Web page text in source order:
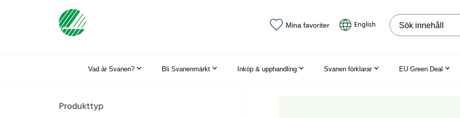
Mina favoriter English Sök på webbplatsen
Vad är Svanen? Bli Svanenmärkt Inköp & upphandling Svanen förklarar EU Green Deal
Produkttyp